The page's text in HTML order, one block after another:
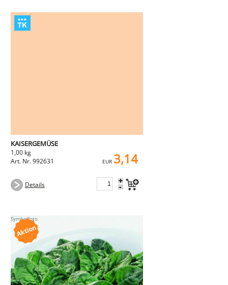
KAISERGEMÜSE
1,00 kg
Art. Nr. 992631
EUR 3,14
Details +
-